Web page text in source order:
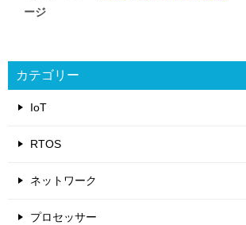
ージ
カテゴリー
IoT
RTOS
ネットワーク
プロセッサー